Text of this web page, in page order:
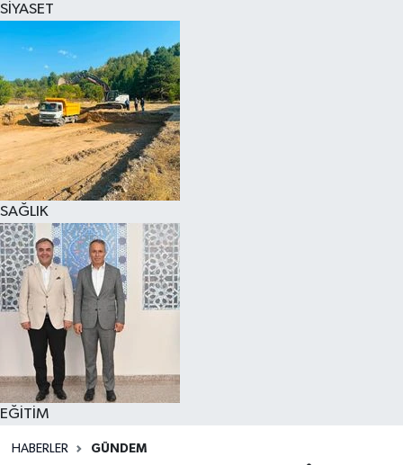
SİYASET
SAĞLIK
EĞİTİM
HABERLER GÜNDEM